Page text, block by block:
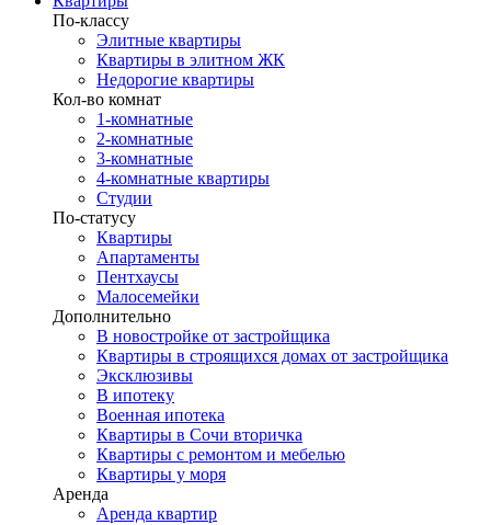
По-классу
Элитные квартиры
Квартиры в элитном ЖК
Недорогие квартиры
Кол-во комнат
1-комнатные
2-комнатные
3-комнатные
4-комнатные квартиры
Студии
По-статусу
Квартиры
Апартаменты
Пентхаусы
Малосемейки
Дополнительно
В новостройке от застройщика
Квартиры в строящихся домах от застройщика
Эксклюзивы
В ипотеку
Военная ипотека
Квартиры в Сочи вторичка
Квартиры с ремонтом и мебелью
Квартиры у моря
Аренда
Аренда квартир